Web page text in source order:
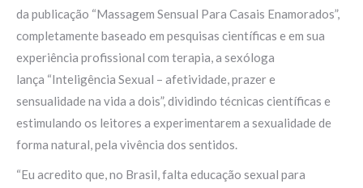
da publicação “Massagem Sensual Para Casais Enamorados”,
completamente baseado em pesquisas científicas e em sua
experiência profissional com terapia, a sexóloga
lança “Inteligência Sexual – afetividade, prazer e
sensualidade na vida a dois”, dividindo técnicas científicas e
estimulando os leitores a experimentarem a sexualidade de
forma natural, pela vivência dos sentidos.
“Eu acredito que, no Brasil, falta educação sexual para